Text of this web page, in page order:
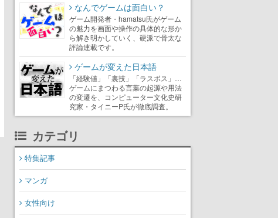
なんでゲームは面白い？
ゲーム開発者・hamatsu氏がゲーム
の魅力を画面や操作の具体的な形か
ら解き明かしていく、硬派で骨太な
評論連載です。
ゲームが変えた日本語
「経験値」「裏技」「ラスボス」…
ゲームにまつわる言葉の起源や用法
の変遷を、コンピューター文化史研
究家・タイニーP氏が徹底調査。
カテゴリ
特集記事
マンガ
女性向け